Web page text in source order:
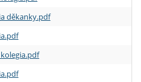
děkanky.pdf